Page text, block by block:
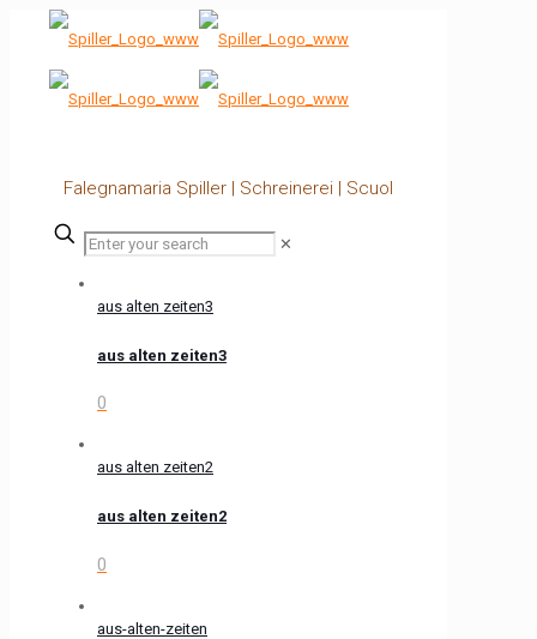
Falegnamaria Spiller | Schreinerei | Scuol
✕
aus alten zeiten3
aus alten zeiten3
0
aus alten zeiten2
aus alten zeiten2
0
aus-alten-zeiten